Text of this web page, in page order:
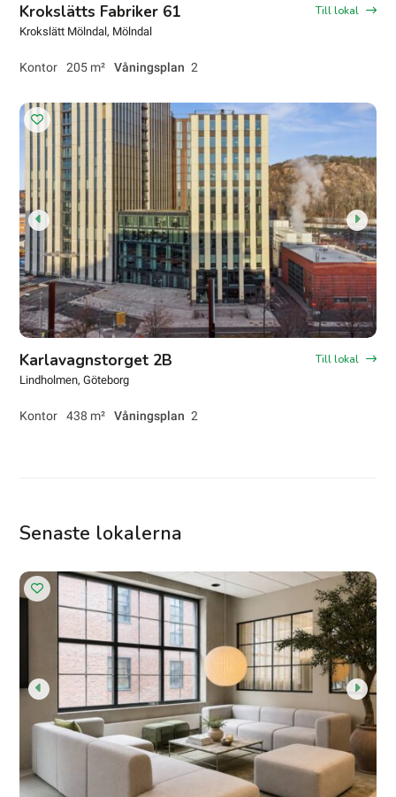
Krokslätts Fabriker 61 Till lokal
Krokslätt Mölndal, Mölndal
Kontor 205 m² Våningsplan 2
Karlavagnstorget 2B Till lokal
Lindholmen, Göteborg
Kontor 438 m² Våningsplan 2
Senaste lokalerna